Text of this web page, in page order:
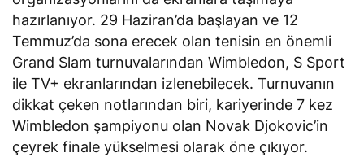
hazırlanıyor. 29 Haziran’da başlayan ve 12
Temmuz’da sona erecek olan tenisin en önemli
Grand Slam turnuvalarından Wimbledon, S Sport
ile TV+ ekranlarından izlenebilecek. Turnuvanın
dikkat çeken notlarından biri, kariyerinde 7 kez
Wimbledon şampiyonu olan Novak Djokovic’in
çeyrek finale yükselmesi olarak öne çıkıyor.